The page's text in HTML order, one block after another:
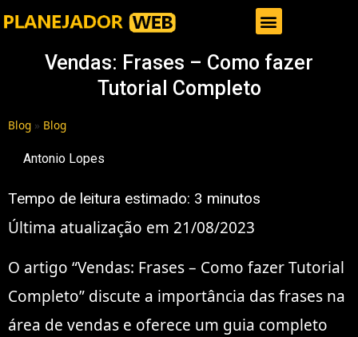
Vendas: Frases – Como fazer
Tutorial Completo
Blog » Blog
Antonio Lopes
Tempo de leitura estimado: 3 minutos
Última atualização em 21/08/2023
O artigo “Vendas: Frases – Como fazer Tutorial
Completo” discute a importância das frases na
área de vendas e oferece um guia completo